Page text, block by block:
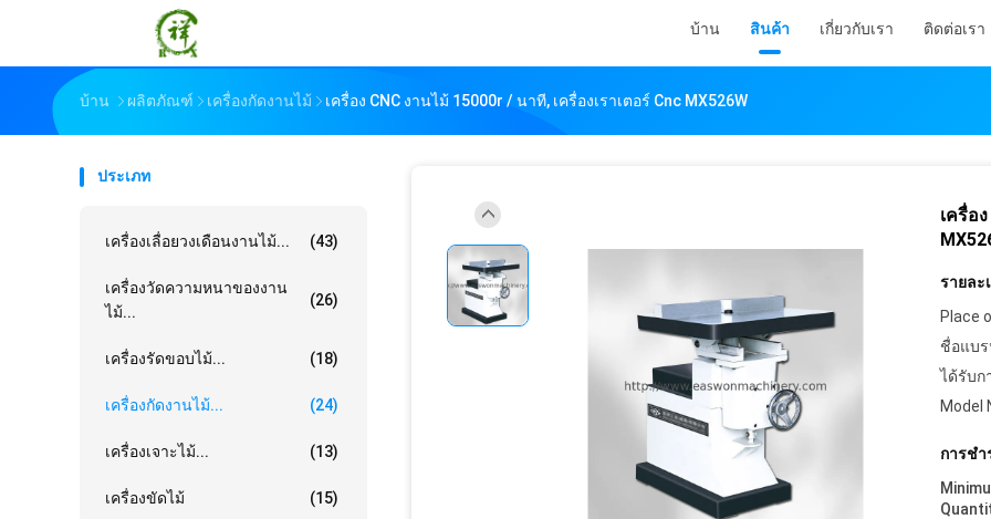
บ้าน สินค้า เกี่ยวกับเรา ติดต่อเรา
บ้าน ผลิตภัณฑ์ เครื่องกัดงานไม้ เครื่อง CNC งานไม้ 15000r / นาที, เครื่องเราเตอร์ Cnc MX526W
ประเภท
เครื่องเลื่อยวงเดือนงานไม้... (43)
เครื่องวัดความหนาของงาน
ไม้...
(26)
เครื่องรัดขอบไม้... (18)
เครื่องกัดงานไม้... (24)
เครื่องเจาะไม้... (13)
เครื่องขัดไม้ (15)
เครื่อ
รายละ
Place
ชื่อแบ
ได้รับก
Model
การชำ